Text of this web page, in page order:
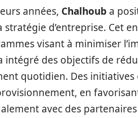
années, Chalhoub a
stratégie d’entreprise. Cet
visant à minimiser
intégré des objectifs de
quotidien. Des
en
avec des